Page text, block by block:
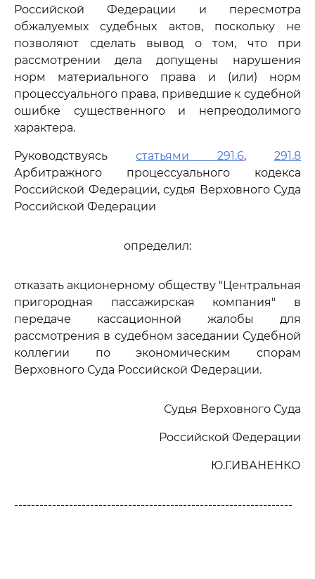
Российской Федерации и пересмотра
обжалуемых судебных актов, поскольку не
позволяют сделать вывод о том, что при
рассмотрении дела допущены нарушения
норм материального права и (или) норм
процессуального права, приведшие к судебной
ошибке существенного и непреодолимого
характера.
Руководствуясь статьями 291.6, 291.8
Арбитражного процессуального кодекса
Российской Федерации, судья Верховного Суда
Российской Федерации
определил:
отказать акционерному обществу "Центральная
пригородная пассажирская компания" в
передаче кассационной жалобы для
рассмотрения в судебном заседании Судебной
коллегии по экономическим спорам
Верховного Суда Российской Федерации.
Судья Верховного Суда
Российской Федерации
Ю.Г.ИВАНЕНКО
------------------------------------------------------------------